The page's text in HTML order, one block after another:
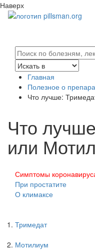
Наверх
Главная
Полезное о
Что лучше:
Что
или
Симптомы
При простатите
О климаксе
Тримедат
Мотилиум